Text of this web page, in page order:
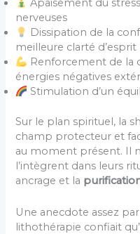
Apaisement du
nerveuses
Dissipation de la
meilleure clarté d’esprit
Renforcement de la
énergies négatives
Stimulation d’un
Sur le plan spirituel, la
champ protecteur et
au moment présent. Il
l’intègrent dans leurs
ancrage et la
Une anecdote assez
lithothérapie confiait